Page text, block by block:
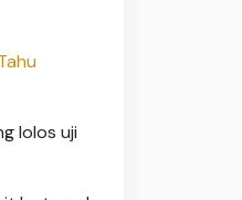
lolos uji